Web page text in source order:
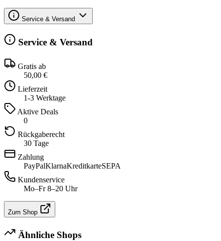
Service & Versand
Service & Versand
Gratis ab
50,00 €
Lieferzeit
1-3 Werktage
Aktive Deals
0
Rückgaberecht
30 Tage
Zahlung
PayPalKlarnaKreditkarteSEPA
Kundenservice
Mo–Fr 8–20 Uhr
Zum Shop
Ähnliche Shops